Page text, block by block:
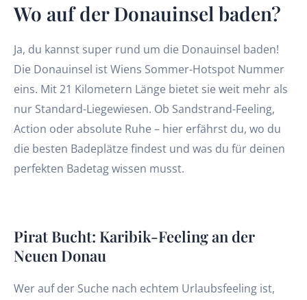
Wo auf der Donauinsel baden?
Ja, du kannst super rund um die Donauinsel baden!
Die Donauinsel ist Wiens Sommer-Hotspot Nummer
eins. Mit 21 Kilometern Länge bietet sie weit mehr als
nur Standard-Liegewiesen. Ob Sandstrand-Feeling,
Action oder absolute Ruhe – hier erfährst du, wo du
die besten Badeplätze findest und was du für deinen
perfekten Badetag wissen musst.
Pirat Bucht: Karibik-Feeling an der
Neuen Donau
Wer auf der Suche nach echtem Urlaubsfeeling ist,